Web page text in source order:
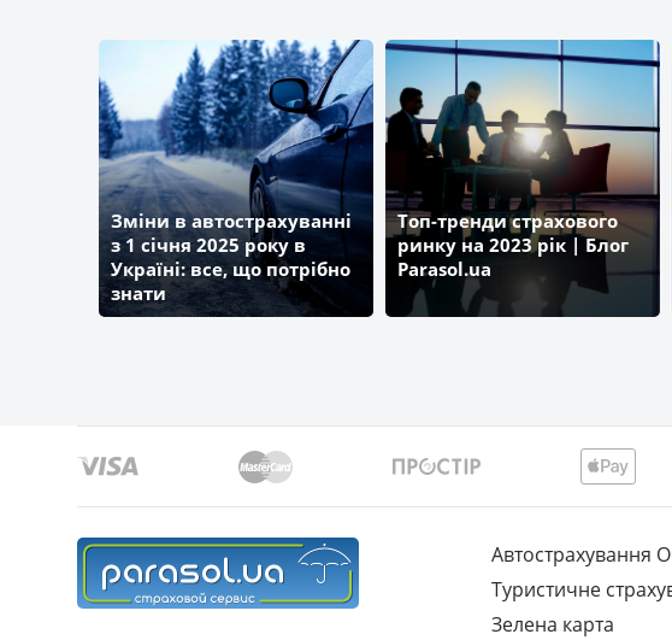
Зміни в автострахуванні
з 1 січня 2025 року в
Україні: все, що потрібно
знати
Топ-тренди страхового
ринку на 2023 рік | Блог
Parasol.ua
Автострахування
Туристичне
Зелена карта